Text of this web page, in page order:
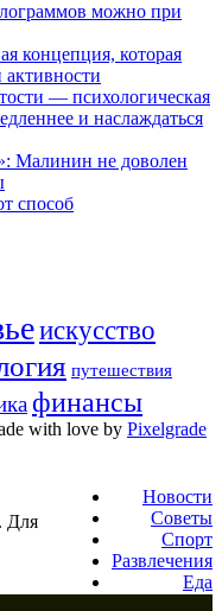
можно при
концепция, которая
активности
— психологическая
и наслаждаться
Малинин не доволен
способ
искусство
путешествия
финансы
with love by Pixelgrade
navigation
Новости
Советы
Спорт
Развлечения
Еда
Для